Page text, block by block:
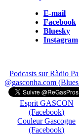
E-mail
Facebook
Bluesky
Instagram
Podcasts sur Ràdio
@gasconha.com
Esprit GASCON
(Facebook)
Couleur Gascogne
(Facebook)